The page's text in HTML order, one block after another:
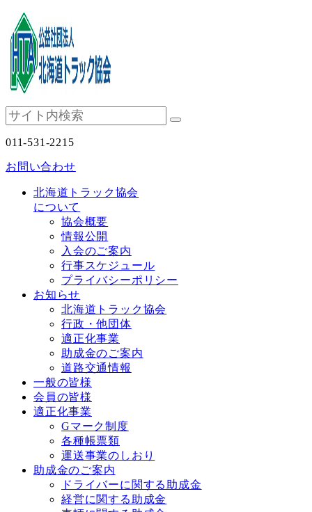
011-531-2215
お問い合わせ
北海道トラック協会
について
協会概要
情報公開
入会のご案内
行事スケジュール
プライバシーポリシー
お知らせ
北海道トラック協会
行政・他団体
適正化事業
助成金のご案内
道路交通情報
一般の皆様
会員の皆様
適正化事業
Gマーク制度
各種帳票類
運送事業のしおり
助成金のご案内
ドライバーに関する助成金
経営に関する助成金